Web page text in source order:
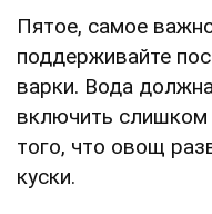
Пятое, самое
поддерживайте
варки. Вода
включить слишком
того, что овощ
куски.